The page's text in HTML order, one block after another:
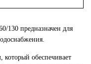
130 предназначен для
обеспечивает